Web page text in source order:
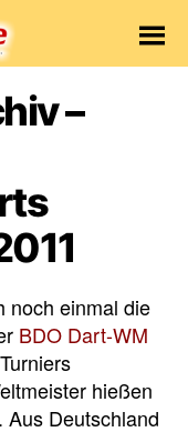
–
noch einmal die
BDO Dart-WM
hießen
Aus Deutschland